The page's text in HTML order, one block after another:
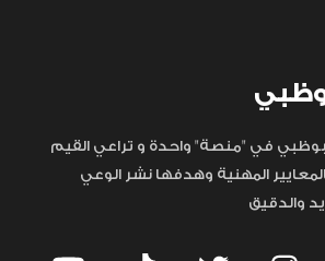
في "منصة" واحدة و تراعي القيم
المهنية وهدفها نشر الوعي
والدقيق